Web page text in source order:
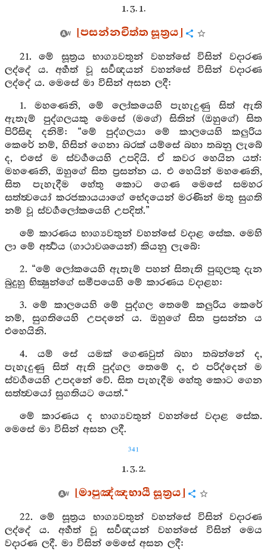
1. 3. 1.
[පසන්නචිත්ත සූත්‍රය]
21. මේ සූත්‍රය භාග්‍යවතුන් වහන්සේ විසින් වදාරණ
ලද්දේ ය. අර්‍හත් වූ සර්‍වඥයන් වහන්සේ විසින් වදාරණ
ලද්දේ ය. මෙසේ මා විසින් අසන ලදී:
1. මහණෙනි, මේ ලෝකයෙහි පැහැදුණු සිත් ඇති
ඇතැම් පුද්ගලයකු මෙසේ (මගේ) සිතින් (ඔහුගේ) සිත
පිරිසිඳ දනිමි: “මේ පුද්ගලයා මේ කාලයෙහි කලුරිය
කෙරේ නම්, හිසින් ගෙනා බරක් යම්සේ බහා තබනු ලැබේ
ද, එසේ ම ස්වර්‍ගයෙහි උපදියි. ඒ කවර හෙයින යත්:
මහණෙනි, ඔහුගේ සිත ප්‍රසන්න ය. එ හෙයින් මහණෙනි,
සිත පැහැදීම හේතු කොට ගෙණ මෙසේ සමහර
සත්ත්‍වයෝ කරජකායයාගේ භේදයෙන් මරණින් මතු සුගති
නම් වූ ස්වර්‍ගලෝකයෙහි උපදිත්.”
මේ කාරණය භාග්‍යවතුන් වහන්සේ වදාළ සේක. මෙහි
ලා මේ අර්‍ත්‍ථය (ගාථාවශයෙන්) කියනු ලැබේ:
2. “මේ ලෝකයෙහි ඇතැම් පහන් සිතැති පුඟුලකු දැන
බුදුහු භික්‍ෂුන්ගේ සමීපයෙහි මේ කාරණය වදාළහ:
3. මේ කාලයෙහි මේ පුද්ගල තෙමේ කලුරිය කෙරේ
නම්, සුගතියෙහි උපදනේ ය. ඔහුගේ සිත ප්‍රසන්න ය
එහෙයිනි.
4. යම් සේ යමක් ගෙණවුත් බහා තබන්නේ ද,
පැහැදුණු සිත් ඇති පුද්ගල තෙමේ ද, එ පරිද්දෙන් ම
ස්වර්‍ගයෙහි උපදනේ වේ. සිත පැහැදීම හේතු කොට ගෙන
සත්ත්‍වයෝ සුගතියට යෙත්.“
මේ කාරණය ද භාග්‍යවතුන් වහන්සේ වදාළ සේක.
මෙසේ මා විසින් අසන ලදී.
341
1. 3. 2.
[මාපුඤ්ඤභායී සූත්‍රය]
22. මේ සූත්‍රය භාග්‍යවතුන් වහන්සේ විසින් වදාරණ
ලද්දේ ය. අර්‍හත් වූ සර්‍වඥයන් වහන්සේ විසින් මෙය
වදාරණ ලදී. මා විසින් මෙසේ අසන ලදී: